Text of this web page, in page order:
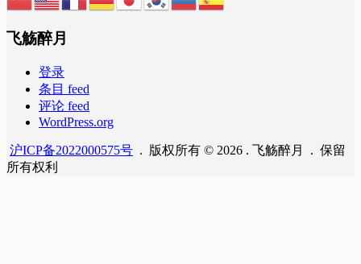
飞觞醉月
登录
条目 feed
评论 feed
WordPress.org
沪ICP备2022000575号 . 版权所有 © 2026 . 飞觞醉月 . 保留
所有权利